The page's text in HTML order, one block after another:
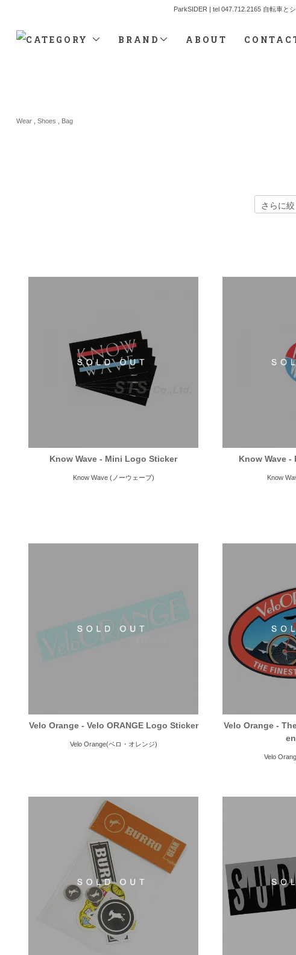
ParkSIDER | tel 047.712.2165 自転車と
CATEGORY BRAND ABOUT
Wear , Shoes , Bag
Know Wave - Mini Logo Sticker
Know Wave (ノーウェーブ)
Know Wave
Know
Velo Orange - Velo ORANGE Logo Sticker
Velo Orange(ベロ・オレンジ)
Velo Orange -
Velo